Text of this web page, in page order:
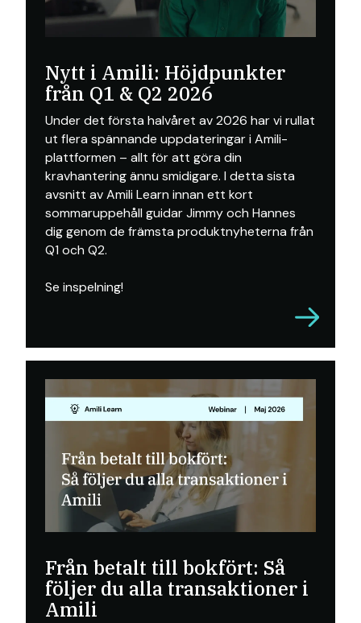
Nytt i Amili: Höjdpunkter
från Q1 & Q2 2026
Under det första halvåret av 2026 har vi rullat
ut flera spännande uppdateringar i Amili-
plattformen – allt för att göra din
kravhantering ännu smidigare. I detta sista
avsnitt av Amili Learn innan ett kort
sommaruppehåll guidar Jimmy och Hannes
dig genom de främsta produktnyheterna från
Q1 och Q2.
Se inspelning!
Från betalt till bokfört: Så
följer du alla transaktioner i
Amili